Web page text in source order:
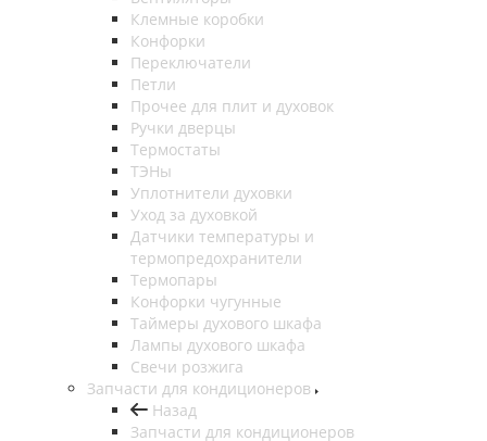
Клемные коробки
Конфорки
Переключатели
Петли
Прочее для плит и духовок
Ручки дверцы
Термостаты
ТЭНы
Уплотнители духовки
Уход за духовкой
Датчики температуры и
термопредохранители
Термопары
Конфорки чугунные
Таймеры духового шкафа
Лампы духового шкафа
Свечи розжига
Запчасти для кондиционеров
Назад
Запчасти для кондиционеров